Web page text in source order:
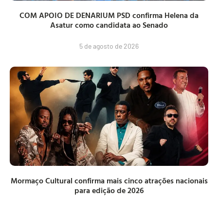
COM APOIO DE DENARIUM PSD confirma Helena da
Asatur como candidata ao Senado
5 de agosto de 2026
Mormaço Cultural confirma mais cinco atrações nacionais
para edição de 2026